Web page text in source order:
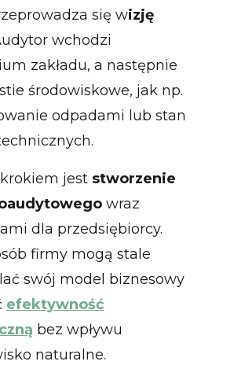
się wizję
wchodzi
zakładu, a następnie
środowiskowe, jak np.
odpadami lub stan
jest stworzenie
wraz
dla przedsiębiorcy.
firmy mogą stale
swój model biznesowy
efektywność
bez wpływu
naturalne.